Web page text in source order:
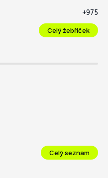
+975
Celý žebříček
Celý seznam